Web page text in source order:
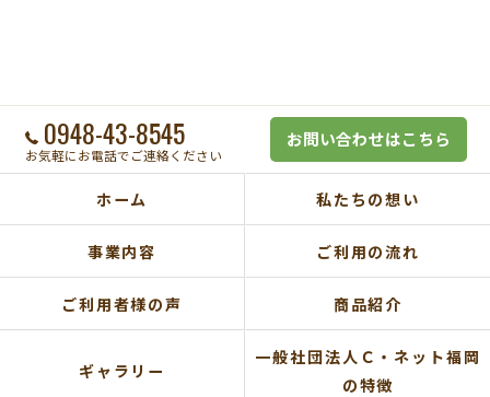
0948-43-8545
お気軽にお電話でご連絡ください
お問い合わせはこちら
ホーム 私たちの想い
事業内容 ご利用の流れ
ご利用者様の声 商品紹介
ギャラリー
一般社団法人Ｃ・ネット福岡
の特徴